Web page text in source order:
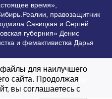
время»,
правозащитник
Савицкая и Сергей
губерния» Денис
и фемактивистка Дарья
законом. Любое
допустимо при условии
на Vesti.UZ.
для наилучшего
сайта. Продолжая
вы соглашаетесь с